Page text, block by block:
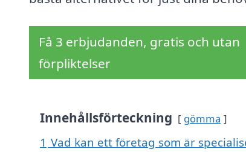
Få 3 erbjudanden, gratis och utan
förpliktelser
Innehållsförteckning gömma
1 Vad kan ett företag som är